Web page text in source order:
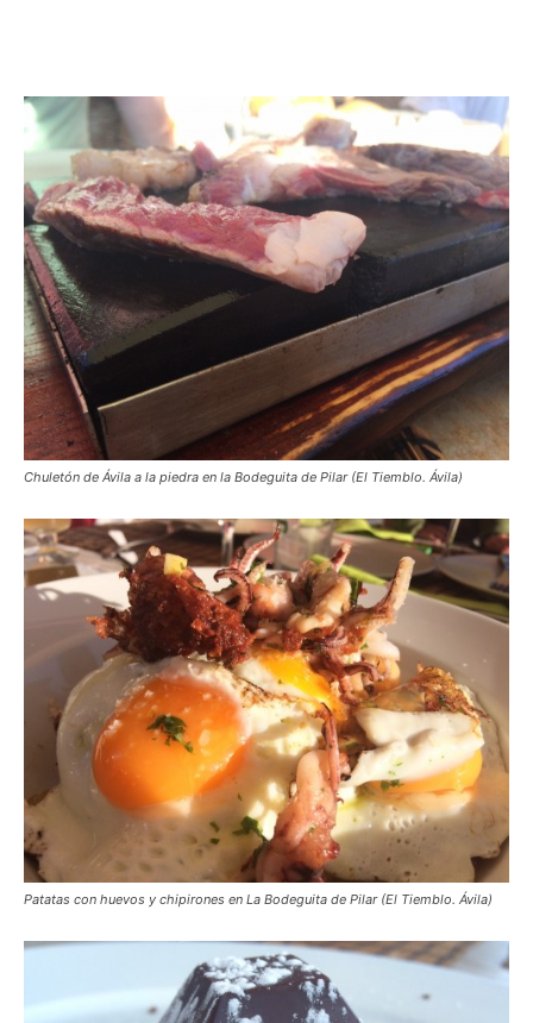
Chuletón de Ávila a la piedra en la Bodeguita de Pilar (El Tiemblo. Ávila)
Patatas con huevos y chipirones en La Bodeguita de Pilar (El Tiemblo. Ávila)